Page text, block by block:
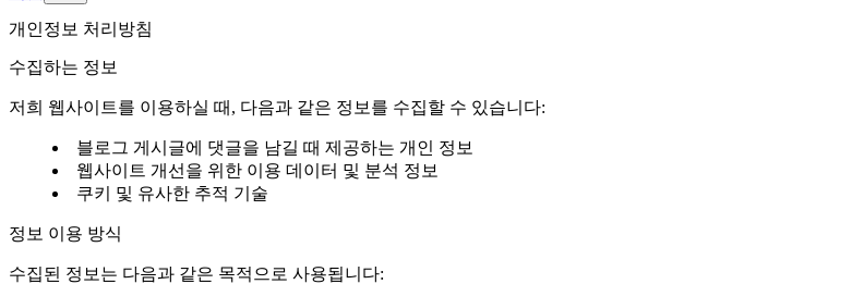
개인정보 처리방침
수집하는 정보
저희 웹사이트를 이용하실 때, 다음과 같은 정보를 수집할 수 있습니다:
블로그 게시글에 댓글을 남길 때 제공하는 개인 정보
웹사이트 개선을 위한 이용 데이터 및 분석 정보
쿠키 및 유사한 추적 기술
정보 이용 방식
수집된 정보는 다음과 같은 목적으로 사용됩니다: